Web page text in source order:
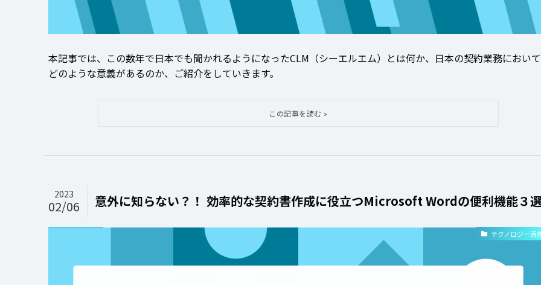
本記事では、この数年で日本でも聞かれるようになったCLM（シーエルエム）とは何か、日本の契約業務において
どのような意義があるのか、ご紹介をしていきます。
意外に知らない？！ 効率的な契約書作成に役立つMicrosoft Wordの便利機能３
2023
02/06
テクノロジー活